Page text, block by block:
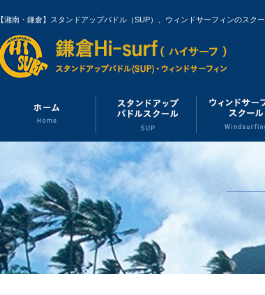
【湘南・鎌倉】スタンドアップパドル（SUP）、ウィンドサーフィンのスク